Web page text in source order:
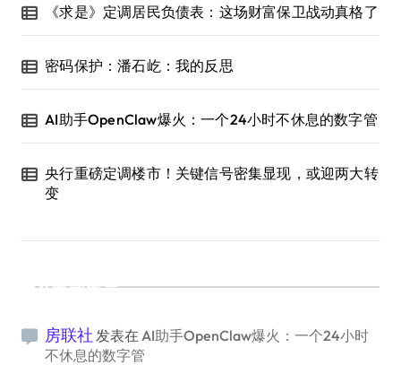
《求是》定调居民负债表：这场财富保卫战动真格了
密码保护：潘石屹：我的反思
AI助手OpenClaw爆火：一个24小时不休息的数字管
央行重磅定调楼市！关键信号密集显现，或迎两大转
变
最新留言
房联社 发表在 AI助手OpenClaw爆火：一个24小时
不休息的数字管